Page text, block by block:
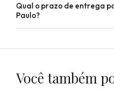
Qual o prazo de entrega
Paulo?
Você também